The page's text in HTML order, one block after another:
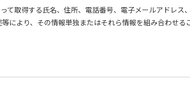
て取得する氏名、住所、電話番号、電子メールアドレス
により、その情報単独またはそれら情報を組み合わせ